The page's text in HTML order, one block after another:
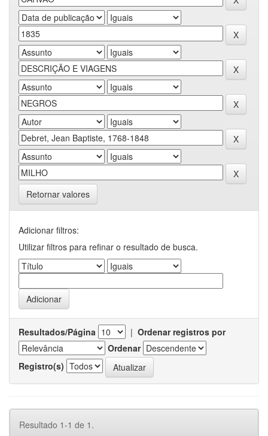
Retornar valores
Adicionar filtros:
Utilizar filtros para refinar o resultado de busca.
Resultados/Página | Ordenar registros por
Ordenar
Registro(s)
Resultado 1-1 de 1.